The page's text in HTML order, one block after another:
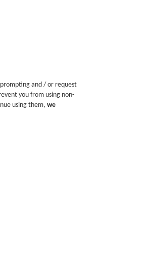
and / or request
you from using non-
using them, we